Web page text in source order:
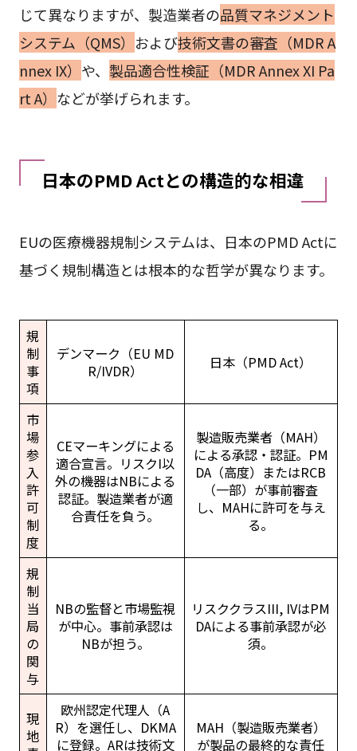
じて異なりますが、製造業者の品質マネジメント
システム（QMS） および技術文書の審査（MDR A
nnex IX） や、 製品適合性検証（MDR Annex XI Pa
rt A） などが挙げられます。
日本のPMD Actとの構造的な相違
EUの医療機器規制システムは、日本のPMD Actに
基づく規制構造とは根本的な哲学が異なります。
規
制
事
項
デンマーク（EU MD
R/IVDR）
日本（PMD Act）
市
場
参
入
許
可
制
度
CEマーキングによる
適合宣言。リスクI以
外の機器はNBによる
認証。製造業者が適
合責任を負う。
製造販売業者（MAH）
による承認・認証。PM
DA（高度）またはRCB
（一部）が事前審査
し、MAHに許可を与え
る。
規
制
当
局
の
関
与
NBの監督と市場監視
が中心。事前承認は
NBが担う。
リスククラスIII, IVはPM
DAによる事前承認が必
須。
現
地
欧州認定代理人（A
R）を選任し、DKMA
に登録。ARは技術文
MAH（製造販売業者）
が製品の最終的な責任